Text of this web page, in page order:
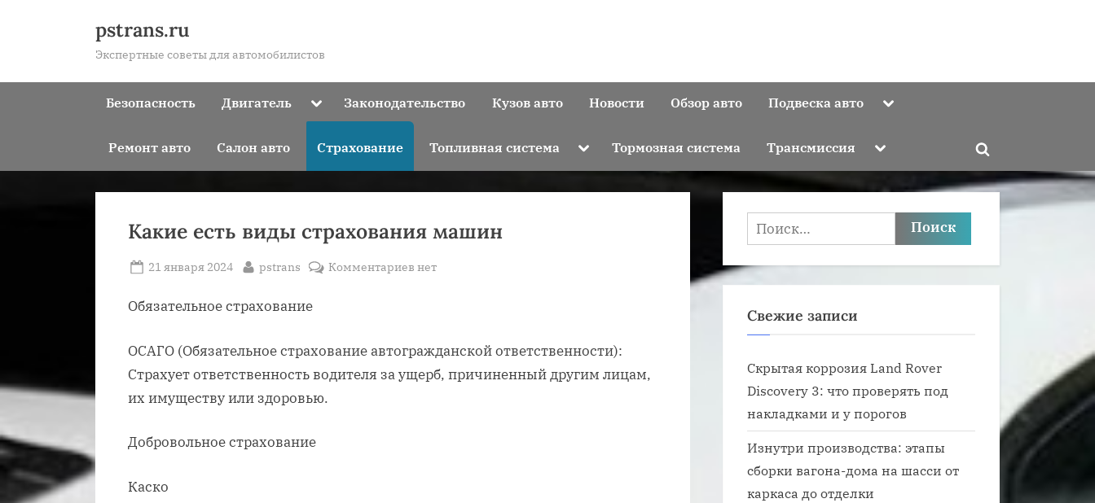
pstrans.ru
Экспертные советы для автомобилистов
Безопасность Двигатель ToggleЗаконодательство Кузов авто Новости Обзор авто Подвеска авто Toggle
Ремонт авто Салон авто Страхование Топливная система Toggle
menu
Тормозная система Трансмиссия Toggle
menu
Toggle
search
form
Какие есть виды страхования машин
Posted
21 января 2024 By
pstrans Комментариев к
виды
страхования
нет
Обязательное страхование
ОСАГО (Обязательное страхование автогражданской ответственности):
Страхует ответственность водителя за ущерб, причиненный другим лицам,
их имуществу или здоровью.
Добровольное страхование
Каско
Найти:
Свежие записи
Скрытая коррозия Land Rover
Discovery 3: что проверять под
накладками и у порогов
Изнутри производства: этапы
сборки вагона-дома на шасси от
каркаса до отделки